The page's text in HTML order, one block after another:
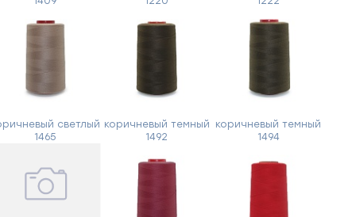
светлый
1465
коричневый темный
1492
коричневый темный
1494